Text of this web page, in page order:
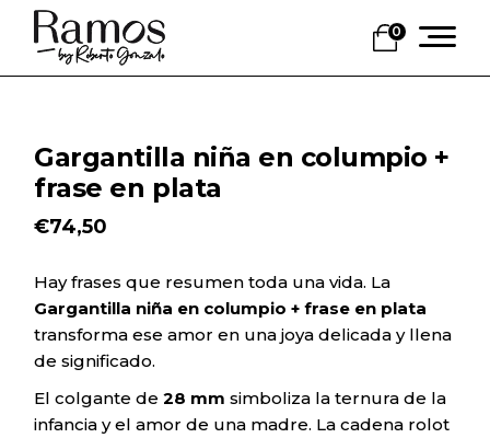
Skip
content
0
Gargantilla niña en columpio +
frase en plata
€74,50
Hay frases que resumen toda una vida. La
Gargantilla niña en columpio + frase en plata
transforma ese amor en una joya delicada y llena
de significado.
El colgante de28 mm simboliza la ternura de la
infancia y el amor de una madre. La cadena rolot